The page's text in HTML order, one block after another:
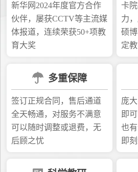
新华网2024年度官方合作
伙伴，屡获CCTV等主流媒
体报道，连续荣获50+项教
育大奖
卡
力
硕
定
多重保障
签订正规合同，售后通道
全天畅通，对服务不满意
可以随时调整或退费，无
后顾之忧
庞
即
也
即